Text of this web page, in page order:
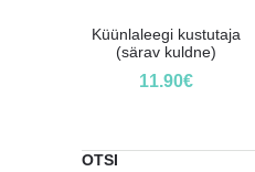
Küünlaleegi kustutaja
(särav kuldne)
11.90€
OTSI